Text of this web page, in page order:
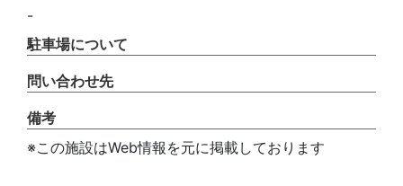
-
駐車場について
問い合わせ先
備考
※この施設はWeb情報を元に掲載しております